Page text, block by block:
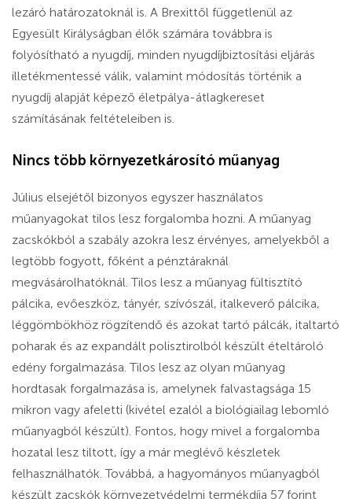
lezáró határozatoknál is. A Brexittől függetlenül az
Egyesült Királyságban élők számára továbbra is
folyósítható a nyugdíj, minden nyugdíjbiztosítási eljárás
illetékmentessé válik, valamint módosítás történik a
nyugdíj alapját képező életpálya-átlagkereset
számításának feltételeiben is.
Nincs több környezetkárosító műanyag
Július elsejétől bizonyos egyszer használatos
műanyagokat tilos lesz forgalomba hozni. A műanyag
zacskókból a szabály azokra lesz érvényes, amelyekből a
legtöbb fogyott, főként a pénztáraknál
megvásárolhatóknál. Tilos lesz a műanyag fültisztító
pálcika, evőeszköz, tányér, szívószál, italkeverő pálcika,
léggömbökhöz rögzítendő és azokat tartó pálcák, italtartó
poharak és az expandált polisztirolból készült ételtároló
edény forgalmazása. Tilos lesz az olyan műanyag
hordtasak forgalmazása is, amelynek falvastagsága 15
mikron vagy afeletti (kivétel ezalól a biológiailag lebomló
műanyagból készült). Fontos, hogy mivel a forgalomba
hozatal lesz tiltott, így a már meglévő készletek
felhasználhatók. Továbbá, a hagyományos műanyagból
készült zacskók környezetvédelmi termékdíja 57 forint